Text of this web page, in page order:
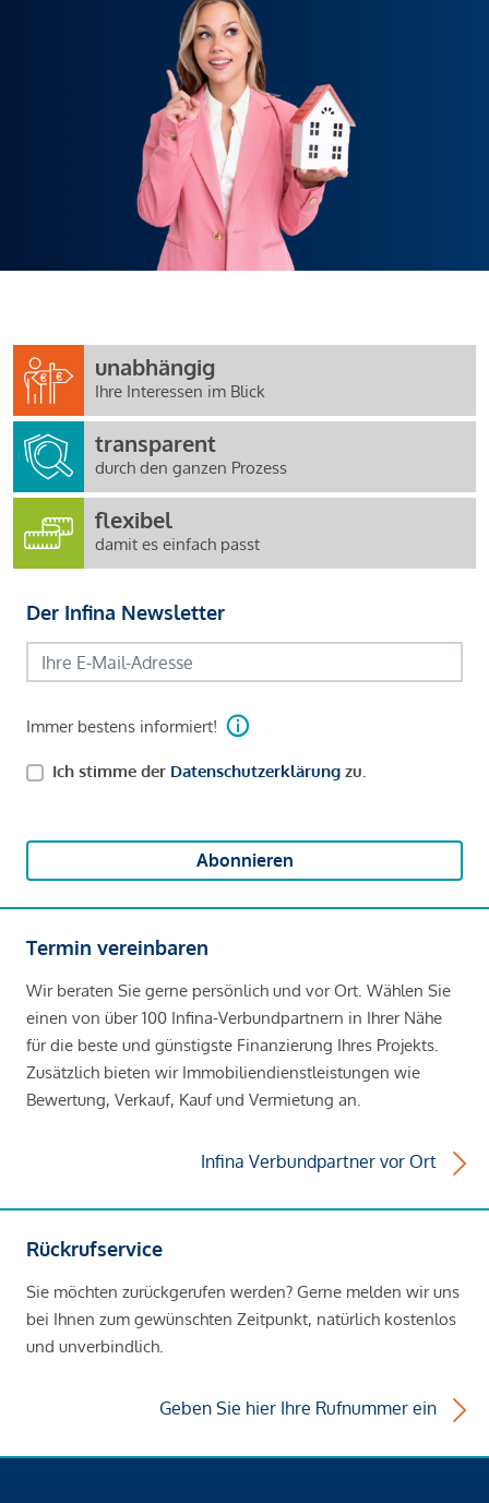
unabhängig
Ihre Interessen im Blick
transparent
durch den ganzen Prozess
flexibel
damit es einfach passt
Der Infina Newsletter
Immer bestens informiert!
Ich stimme der Datenschutzerklärung zu.
Abonnieren
Termin vereinbaren
Wir beraten Sie gerne persönlich und vor Ort. Wählen Sie
einen von über 100 Infina-Verbundpartnern in Ihrer Nähe
für die beste und günstigste Finanzierung Ihres Projekts.
Zusätzlich bieten wir Immobiliendienstleistungen wie
Bewertung, Verkauf, Kauf und Vermietung an.
Infina Verbundpartner vor Ort
Rückrufservice
Sie möchten zurückgerufen werden? Gerne melden wir uns
bei Ihnen zum gewünschten Zeitpunkt, natürlich kostenlos
und unverbindlich.
Geben Sie hier Ihre Rufnummer ein